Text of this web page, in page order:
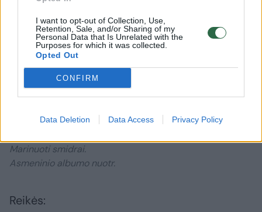
I want to opt-out of Collection, Use,
Retention, Sale, and/or Sharing of my
Personal Data that Is Unrelated with the
Purposes for which it was collected.
Opted Out
CONFIRM
Data Deletion Data Access Privacy Policy
Marinuoti smidrai.
Asmeninio albumo nuotr.
Reikės: